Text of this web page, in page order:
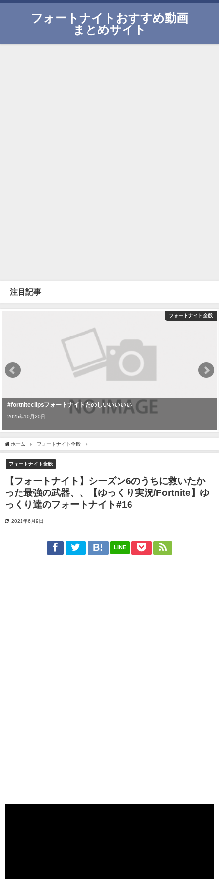
フォートナイトおすすめ動画
まとめサイト
注目記事
フォートナイト全般
#fortniteclipsフォートナイトたのしいいいいい
2025年10月20日
ホーム フォートナイト全般
フォートナイト全般
【フォートナイト】シーズン6のうちに救いたか
った最強の武器、、【ゆっくり実況/Fortnite】ゆ
っくり達のフォートナイト#16
2021年6月9日
LINE